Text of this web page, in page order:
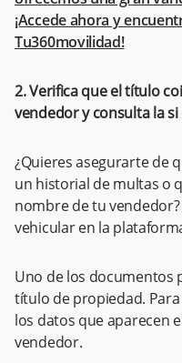
¡Accede ahora y
Tu360movilidad!
2. Verifica que el título
vendedor y consulta la
¿Quieres asegurarte de
un historial de multas o
nombre de tu
vehicular en la
Uno de los documentos
título de propiedad.
los datos que aparecen
vendedor.